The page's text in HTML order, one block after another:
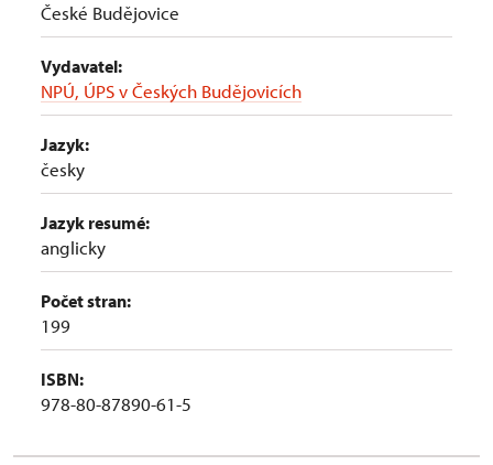
České Budějovice
Vydavatel:
NPÚ, ÚPS v Českých Budějovicích
Jazyk:
česky
Jazyk resumé:
anglicky
Počet stran:
199
ISBN:
978-80-87890-61-5